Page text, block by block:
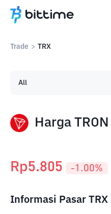
Trade > TRX
Harga TRON
All
Rp5.805 -1.00%
Informasi Pasar TRX